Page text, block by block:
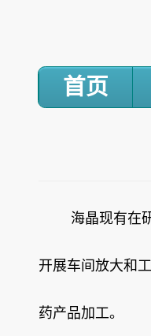
首页
海晶现有在
开展车间放大和
药产品加工。